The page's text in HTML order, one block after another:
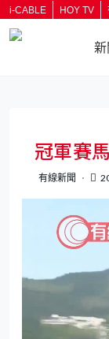
i-CABLE HOY TV
新
冠軍賽
有線新聞